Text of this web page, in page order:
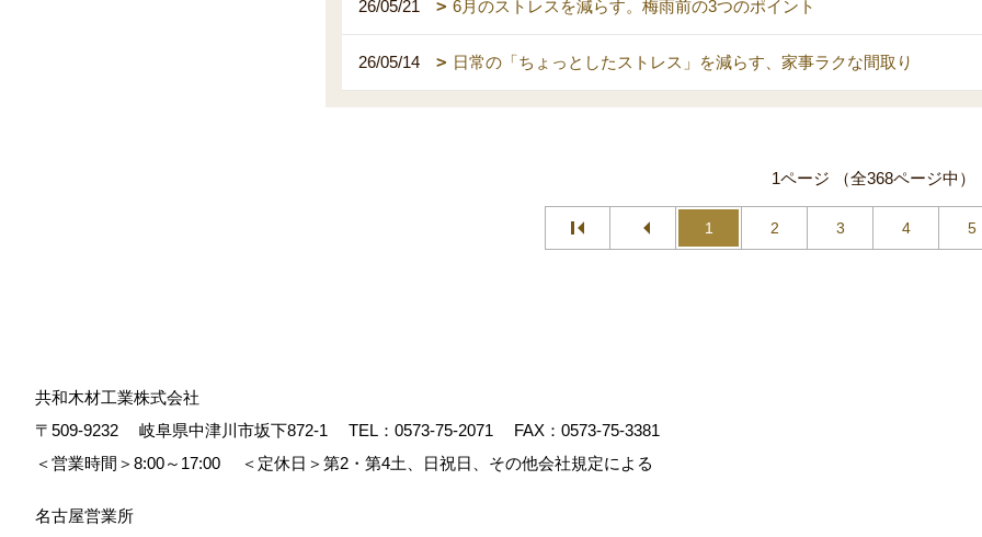
26/05/21 6月のストレスを減らす。梅雨前の3つのポイント
26/05/14 日常の「ちょっとしたストレス」を減らす、家事ラクな間取り
1ページ （全368ページ中）
1 2 3 4 5
共和木材工業株式会社
〒509-9232
岐阜県中津川市坂下872‐1 TEL： 0573-75-2071
FAX：0573-75-3381
＜営業時間＞8:00～17:00
＜定休日＞第2・第4土、日祝日、その他会社規定による
名古屋営業所